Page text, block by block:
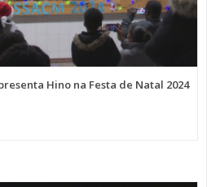
Hino na Festa de Natal 2024